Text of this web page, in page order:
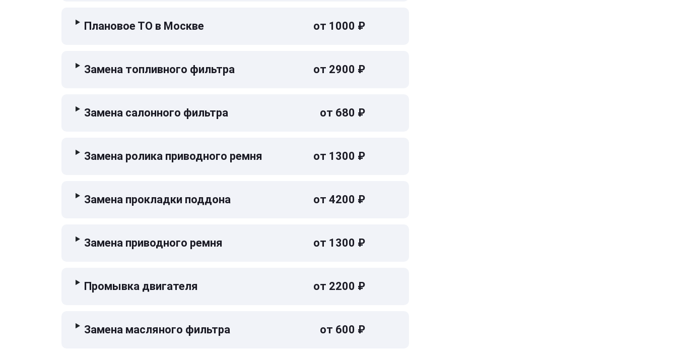
Плановое ТО в Москве от 1000 ₽
Замена топливного фильтра от 2900 ₽
Замена салонного фильтра от 680 ₽
Замена ролика приводного ремня от 1300 ₽
Замена прокладки поддона от 4200 ₽
Замена приводного ремня от 1300 ₽
Промывка двигателя от 2200 ₽
Замена масляного фильтра от 600 ₽